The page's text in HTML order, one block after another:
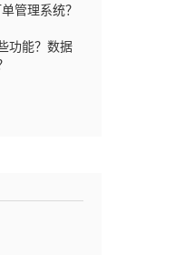
管理系统？
功能？数据